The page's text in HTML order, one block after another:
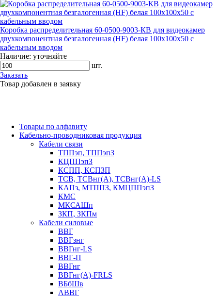
Коробка распределительная 60-0500-9003-КВ для видеокамер
двухкомпонентная безгалогенная (HF) белая 100х100х50 с
кабельным вводом
Наличие: уточняйте
шт.
Заказать
Товар добавлен в заявку
Товары по алфавиту
Кабельно-проводниковая продукция
Кабели связи
ТППэп, ТППэпЗ
КЦППэпЗ
КСПП, КСПЗП
ТСВ, ТСВнг(А), ТСВнг(А)-LS
КАПз, МТППЗ, КМЦППэпЗ
КМС
МКСАШп
ЗКП, ЗКПм
Кабели силовые
ВВГ
ВВГзнг
ВВГнг-LS
ВВГ-П
ВВГнг
ВВГнг(А)-FRLS
ВБбШв
АВВГ